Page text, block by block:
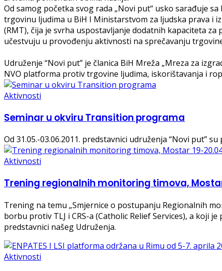
Od samog početka svog rada „Novi put“ usko sarađuje
trgovinu ljudima u BiH I Ministarstvom za ljudska prava i
(RMT), čija je svrha uspostavljanje dodatnih kapaciteta
učestvuju u provođenju aktivnosti na sprečavanju
Udruženje “Novi put” je članica BiH Mreža „Mreza za
NVO platforma protiv trgovine ljudima, iskorištavanja i
Aktivnosti
Seminar u okviru Transition programa
Od 31.05.-03.06.2011. predstavnici udruženja “Novi put”
Aktivnosti
Trening regionalnih monitoring timova, Mostar
Trening na temu „Smjernice o postupanju Regionalnih
borbu protiv TLJ i CRS-a (Catholic Relief Services), a koji
predstavnici našeg Udruženja.
Aktivnosti